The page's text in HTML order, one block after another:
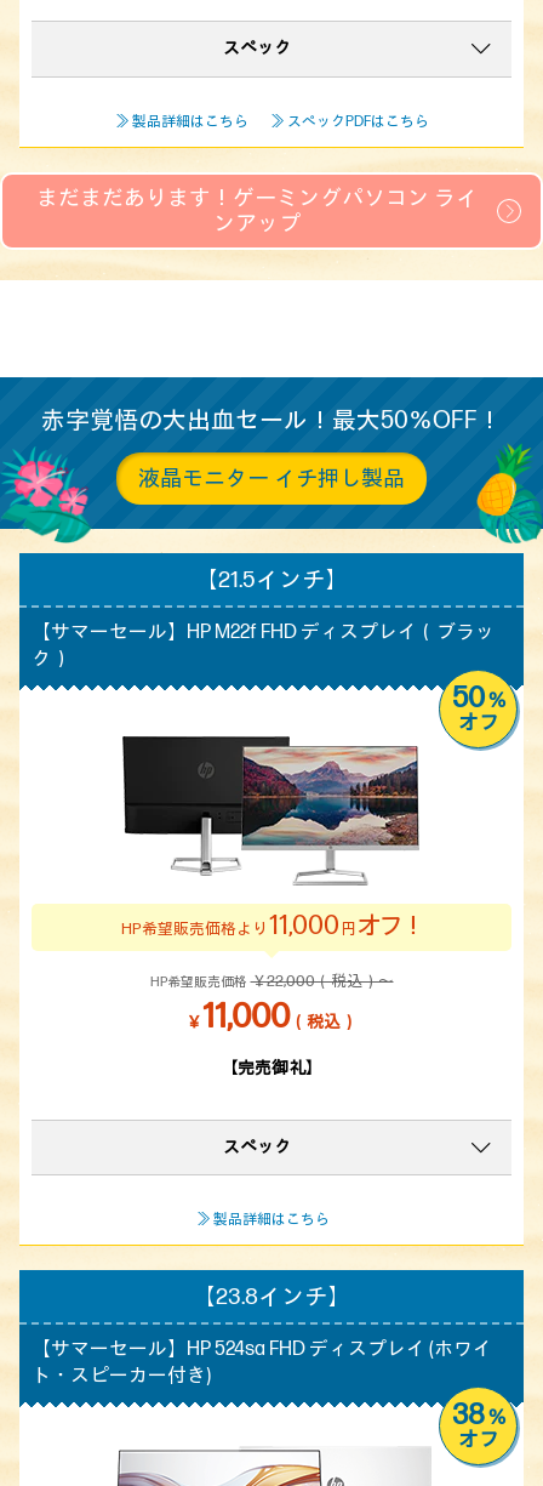
スペック
≫ 製品詳細はこちら ≫ スペックPDFはこちら
まだまだあります！ゲーミングパソコン ライ
ンアップ
赤字覚悟の大出血セール！最大50％OFF！
液晶モニター イチ押し製品
【21.5インチ】
【サマーセール】HP M22f FHD ディスプレイ（ブラッ
ク）
50%
オフ
HP希望販売価格より 11,000円 オフ！
HP希望販売価格 ￥22,000（税込）～
￥11,000（税込）
【完売御礼】
スペック
≫ 製品詳細はこちら
【23.8インチ】
【サマーセール】HP 524sa FHD ディスプレイ (ホワイ
ト・スピーカー付き)
38%
オフ